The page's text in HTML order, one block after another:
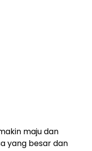
maju dan
yang besar dan